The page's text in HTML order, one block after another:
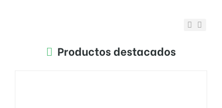
Productos destacados
Previous
Next